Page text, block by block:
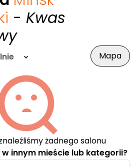
- Kwas
Mapa
żadnego salonu
innym mieście lub kategorii?